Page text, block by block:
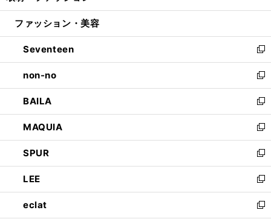
開
ウ
開
く
ン
ウ
で
開
く
ウ
ン
ド
ウ
で
開
く
ファッション・美容
Seventeen
新
し
い
ウ
ィ
ン
ド
ウ
で
開
く
non-no
新
し
い
ウ
ィ
ン
ド
ウ
で
開
く
BAILA
新
し
い
ウ
ィ
ン
ド
ウ
で
MAQUIA
新
し
い
ウ
ィ
ン
ド
SPUR
新
し
い
ウ
ィ
LEE
新
し
い
eclat
新